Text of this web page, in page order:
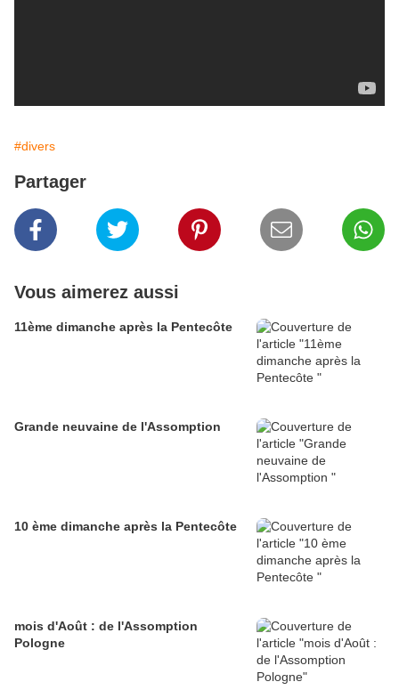
#divers
Partager
Vous aimerez aussi
11ème dimanche après la Pentecôte
Grande neuvaine de l'Assomption
10 ème dimanche après la Pentecôte
mois d'Août : de l'Assomption
Pologne